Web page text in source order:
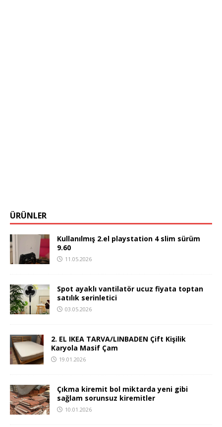
ÜRÜNLER
Kullanılmış 2.el playstation 4 slim sürüm
9.60
11.05.2026
Spot ayaklı vantilatör ucuz fiyata toptan
satılık serinletici
03.05.2026
2. EL IKEA TARVA/LINBADEN Çift Kişilik
Karyola Masif Çam
19.01.2026
Çıkma kiremit bol miktarda yeni gibi
sağlam sorunsuz kiremitler
10.01.2026